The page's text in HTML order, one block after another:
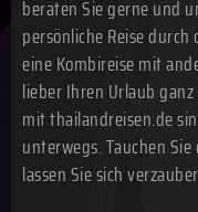
beraten Sie gerne und
persönliche Reise durch
eine Kombireise mit
lieber Ihren Urlaub
mit thailandreisen.de
unterwegs. Tauchen
lassen Sie sich